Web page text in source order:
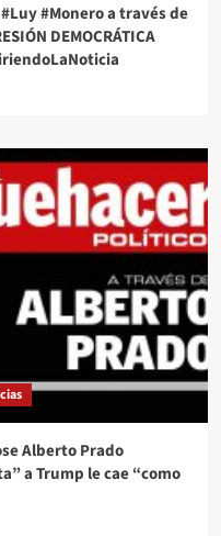
#Monero a través de
DEMOCRÁTICA
Alberto Prado
a Trump le cae “como